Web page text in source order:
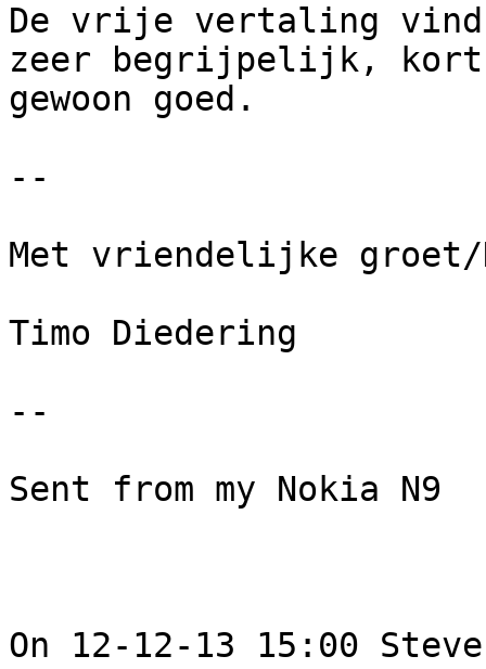
De vrije vertaling
zeer begrijpelijk,
gewoon goed.
--
Met vriendelijke groet/
Timo Diedering
--
Sent from my Nokia N9
On 12-12-13 15:00